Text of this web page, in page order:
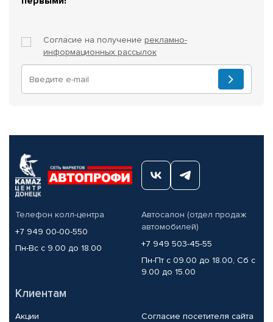
Согласие на получение рекламно-
информационных рассылок
Телефон колл-центра
+7 949 00-00-550
Пн-Вс с 9.00 до 18.00
Автосалон (отдел продаж
автомобилей)
+7 949 503-45-55
Пн-Пт с 09.00 до 18.00, Сб с
9.00 до 15.00
Клиентам
Акции
Согласие посетителя сайта